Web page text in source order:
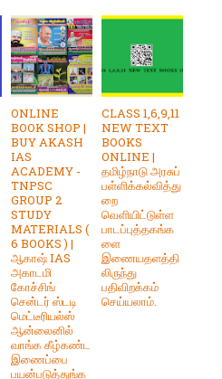
ONLINE
BOOK SHOP |
BUY AKASH
IAS
ACADEMY -
TNPSC
GROUP 2
STUDY
MATERIALS (
6 BOOKS ) |
ஆகாஷ் IAS
அகாடமி
கோச்சிங்
சென்டர் ஸ்டடி
மெட்டீரியல்ஸ்
ஆன்லைனில்
வாங்க கீழ்கண்ட
இணைப்பை
பயன்படுத்துங்க
CLASS 1,6,9,11
NEW TEXT
BOOKS
ONLINE |
தமிழ்நாடு அரசுப்
பள்ளிக்கல்வித்து
றை
வெளியிட்டுள்ள
பாடப்புத்தகங்க
ளை
இணையதளத்தி
லிருந்து
பதிவிறக்கம்
செய்யலாம்.